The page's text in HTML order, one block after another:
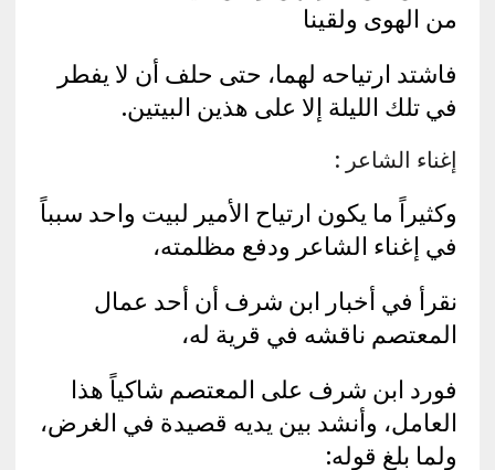
من الهوى ولقينا
فاشتد ارتياحه لهما، حتى حلف أن لا يفطر
في تلك الليلة إلا على هذين البيتين.
إغناء الشاعر :
وكثيراً ما يكون ارتياح الأمير لبيت واحد سبباً
في إغناء الشاعر ودفع مظلمته،
نقرأ في أخبار ابن شرف أن أحد عمال
المعتصم ناقشه في قرية له،
فورد ابن شرف على المعتصم شاكياً هذا
العامل، وأنشد بين يديه قصيدة في الغرض،
ولما بلغ قوله: